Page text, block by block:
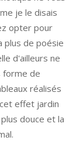
je le disais
opter pour
plus de poésie
d'ailleurs ne
forme de
réalisés
effet jardin
douce et la